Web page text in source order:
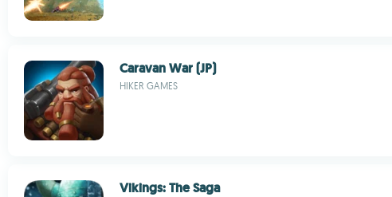
Caravan War (JP)
HIKER GAMES
Vikings: The Saga